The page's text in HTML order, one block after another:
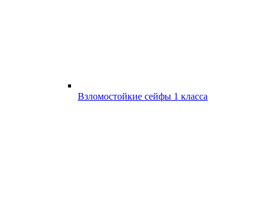
Взломостойкие сейфы 1 класса